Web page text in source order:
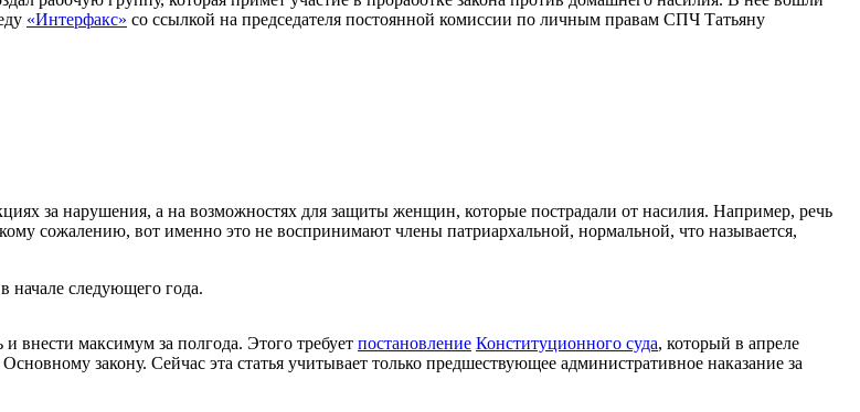
«Интерфакс» со ссылкой на председателя постоянной комиссии по личным правам СПЧ Татьяну
за нарушения, а на возможностях для защиты женщин, которые пострадали от насилия. Например, речь
сожалению, вот именно это не воспринимают члены патриархальной, нормальной, что называется,
начале следующего года.
внести максимум за полгода. Этого требует постановление Конституционного суда, который в апреле
закону. Сейчас эта статья учитывает только предшествующее административное наказание за